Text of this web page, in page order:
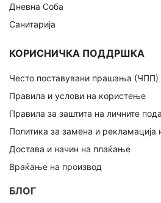
Дневна Соба
Санитарија
КОРИСНИЧКА ПОДДРШКА
Често поставувани прашања (ЧПП)
Правила и услови на користење
Правила за заштита на личните
Политика за замена и рекламација
Достава и начин на плаќање
Враќање на производ
БЛОГ